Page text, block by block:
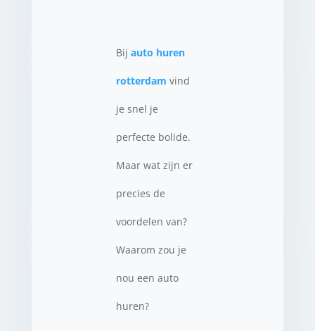
Bij auto huren
rotterdam vind
je snel je
perfecte bolide.
Maar wat zijn er
precies de
voordelen van?
Waarom zou je
nou een auto
huren?